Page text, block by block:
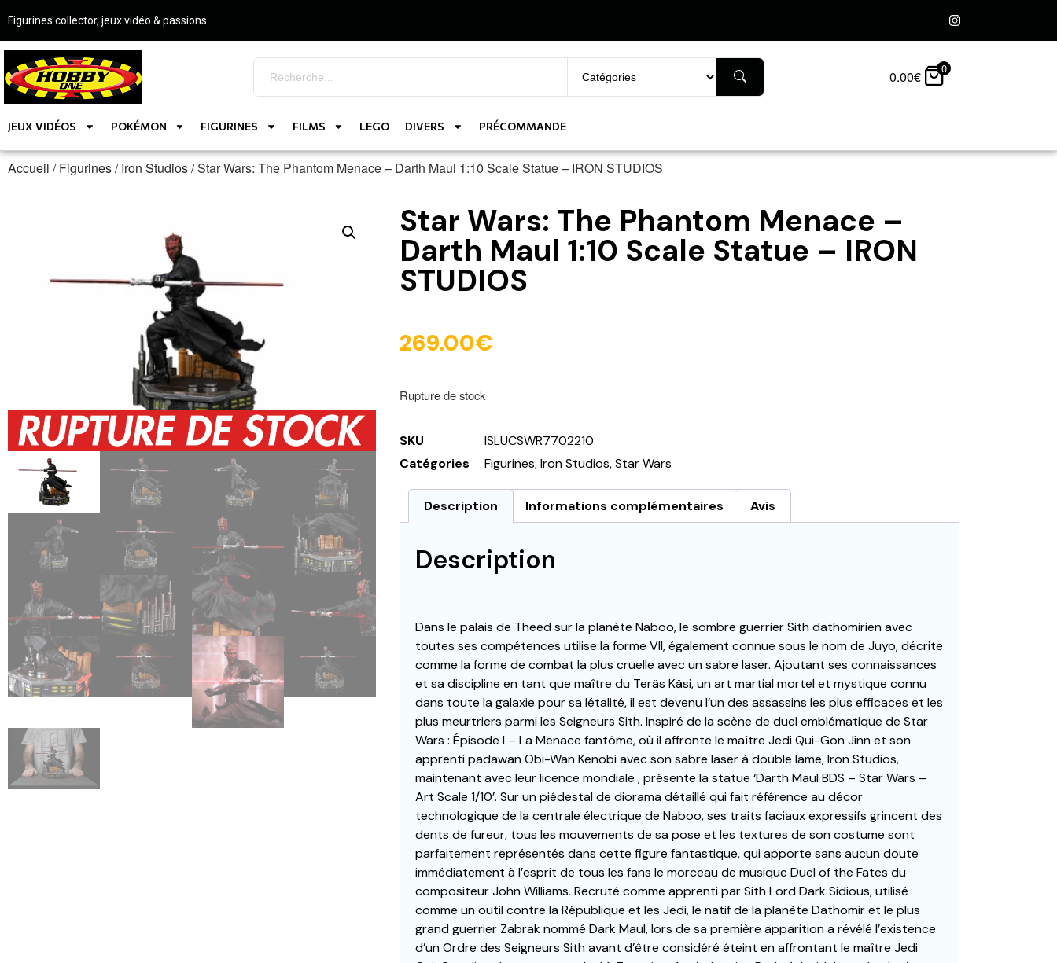
Figurines collector, jeux vidéo & passions
0.00€ 0
JEUX VIDÉOS POKÉMON FIGURINES FILMS LEGO DIVERS PRÉCOMMANDE
Accueil /Figurines/Iron Studios/ Star Wars: The Phantom Menace – Darth Maul 1:10 Scale Statue – IRON STUDIOS
Star Wars: The Phantom Menace –
Darth Maul 1:10 Scale Statue – IRON
STUDIOS
269.00€
Rupture de stock
SKU
ISLUCSWR7702210
Catégories
Figurines,Iron Studios,Star Wars
Description Informations complémentaires Avis
Description
Dans le palais de Theed sur la planète Naboo, le sombre guerrier Sith dathomirien avec
toutes ses compétences utilise la forme VII, également connue sous le nom de Juyo, décrite
comme la forme de combat la plus cruelle avec un sabre laser. Ajoutant ses connaissances
et sa discipline en tant que maître du Teräs Käsi, un art martial mortel et mystique connu
dans toute la galaxie pour sa létalité, il est devenu l’un des assassins les plus efficaces et les
plus meurtriers parmi les Seigneurs Sith. Inspiré de la scène de duel emblématique de Star
Wars : Épisode I – La Menace fantôme, où il affronte le maître Jedi Qui-Gon Jinn et son
apprenti padawan Obi-Wan Kenobi avec son sabre laser à double lame, Iron Studios,
maintenant avec leur licence mondiale , présente la statue ‘Darth Maul BDS – Star Wars –
Art Scale 1/10’. Sur un piédestal de diorama détaillé qui fait référence au décor
technologique de la centrale électrique de Naboo, ses traits faciaux expressifs grincent des
dents de fureur, tous les mouvements de sa pose et les textures de son costume sont
parfaitement représentés dans cette figure fantastique, qui apporte sans aucun doute
immédiatement à l’esprit de tous les fans le morceau de musique Duel of the Fates du
compositeur John Williams. Recruté comme apprenti par Sith Lord Dark Sidious, utilisé
comme un outil contre la République et les Jedi, le natif de la planète Dathomir et le plus
grand guerrier Zabrak nommé Dark Maul, lors de sa première apparition a révélé l’existence
d’un Ordre des Seigneurs Sith avant d’être considéré éteint en affrontant le maître Jedi